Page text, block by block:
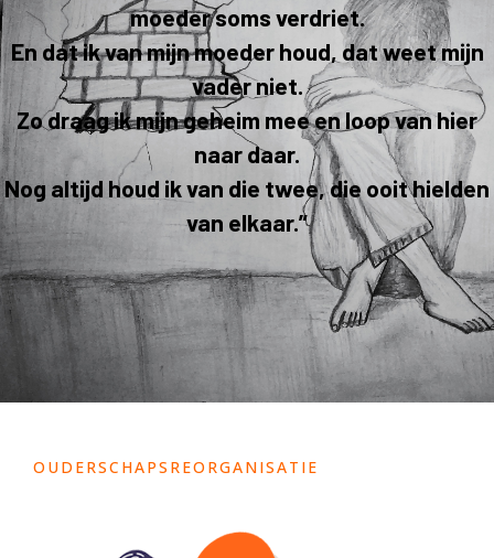
moeder soms verdriet.
En dat ik van mijn moeder houd, dat weet mijn
vader niet.
Zo draag ik mijn geheim mee en loop van hier
naar daar.
Nog altijd houd ik van die twee, die ooit hielden
van elkaar.”
OUDERSCHAPSREORGANISATIE